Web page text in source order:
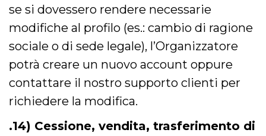
se si dovessero rendere necessarie
modifiche al profilo (es.: cambio di ragione
sociale o di sede legale), l’Organizzatore
potrà creare un nuovo account oppure
contattare il nostro supporto clienti per
richiedere la modifica.
.14) Cessione, vendita, trasferimento di